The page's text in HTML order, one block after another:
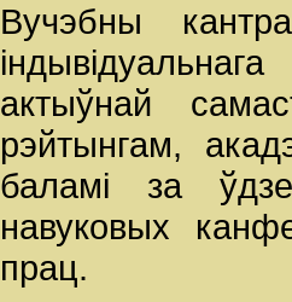
Вучэбны
актыўнай
рэйтынгам,
баламі за
навуковых
прац.